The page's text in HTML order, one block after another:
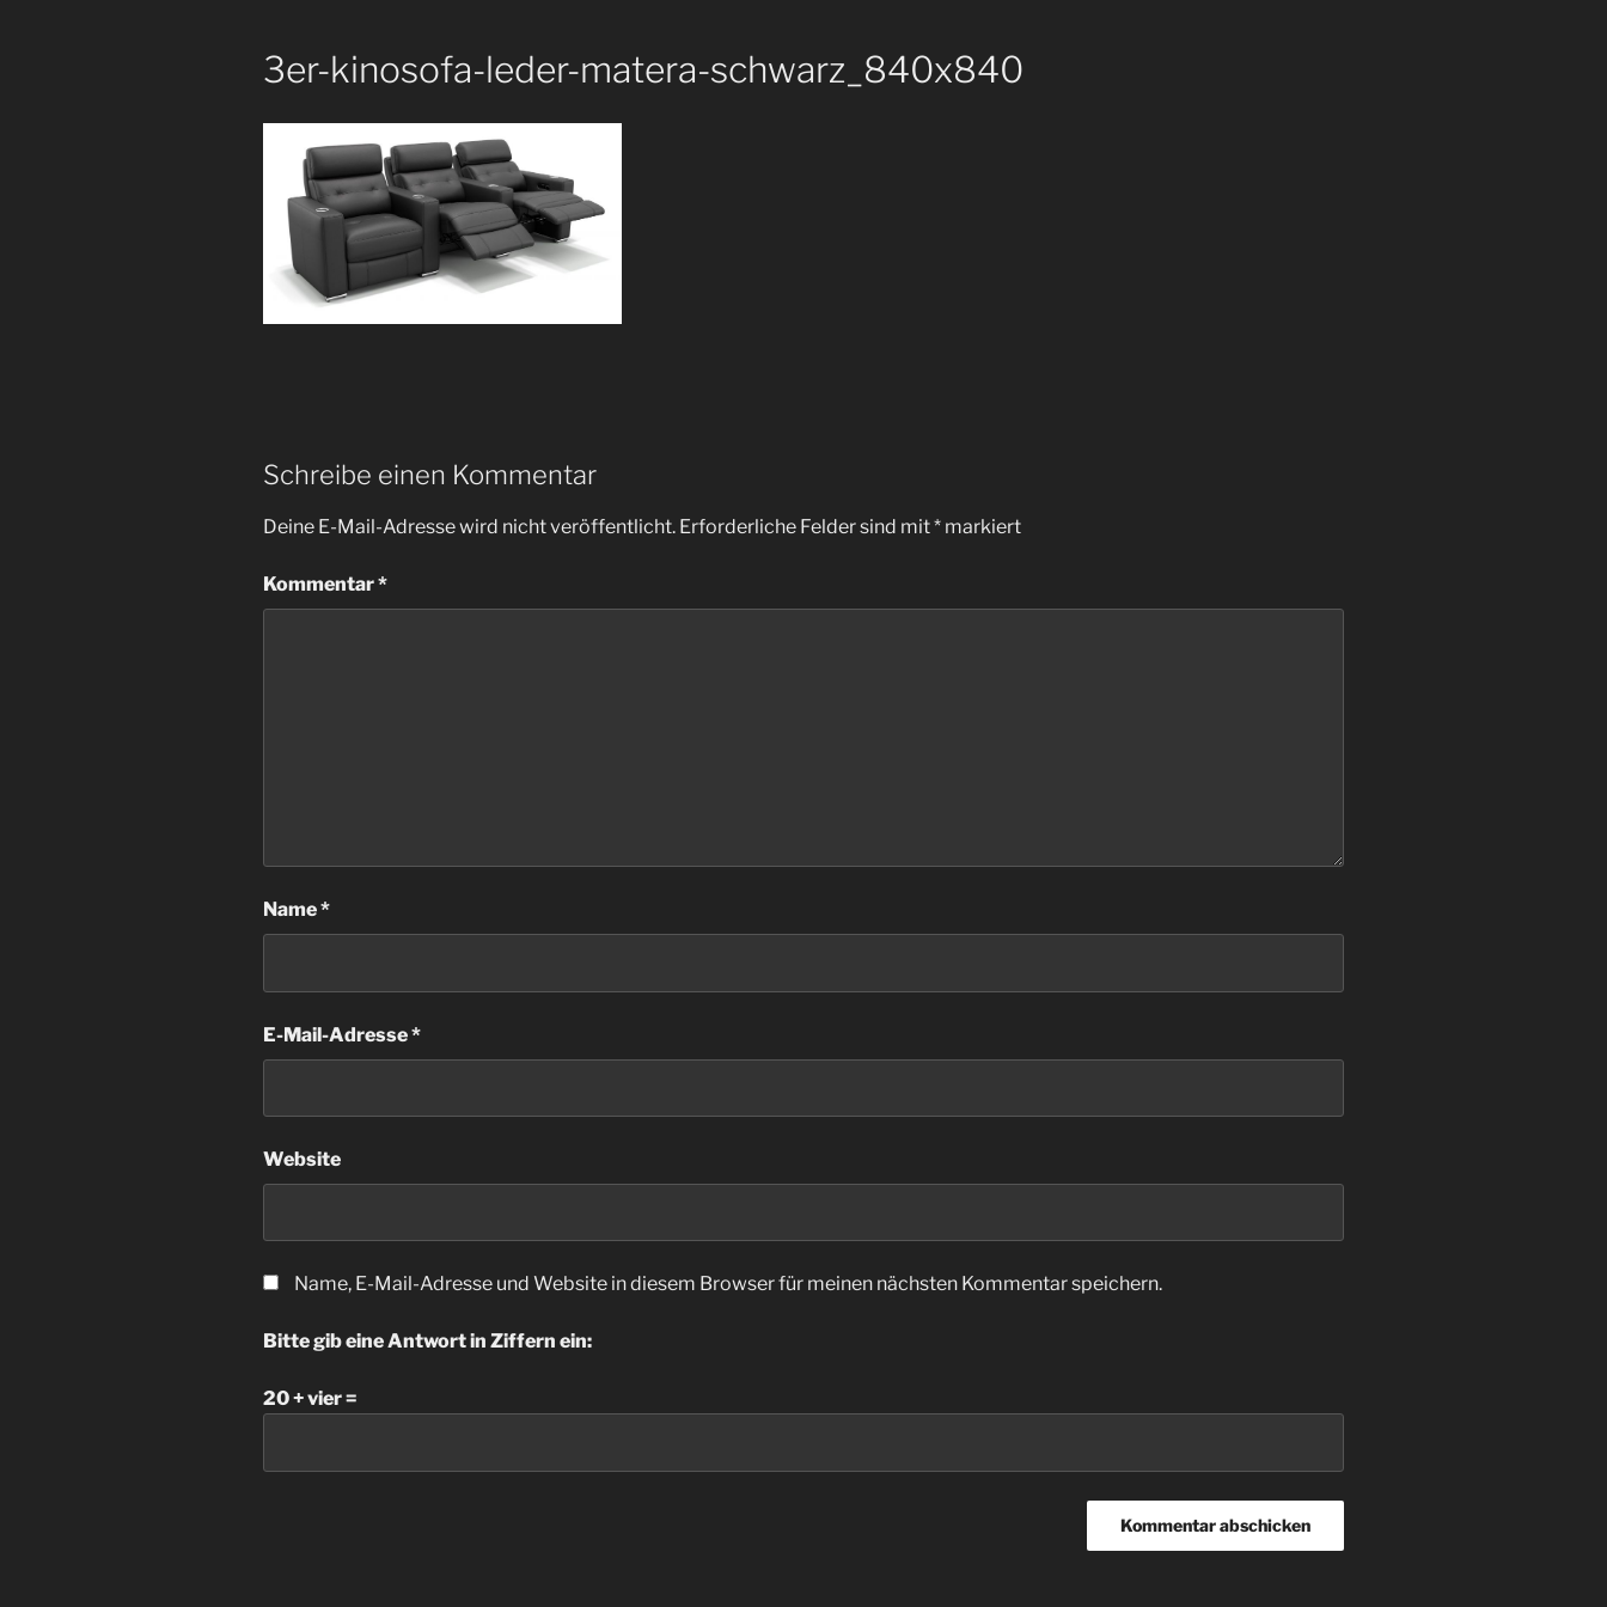
3er-kinosofa-leder-matera-schwarz_840x840
Schreibe einen Kommentar
Deine E-Mail-Adresse wird nicht veröffentlicht. Erforderliche Felder sind mit* markiert
Kommentar*
Name*
E-Mail-Adresse*
Website
Name, E-Mail-Adresse und Website in diesem Browser für meinen nächsten Kommentar speichern.
Bitte gib eine Antwort in Ziffern ein:
20 + vier =